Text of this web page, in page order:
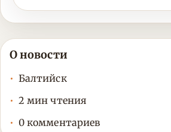
О новости
Балтийск
2 мин чтения
0 комментариев